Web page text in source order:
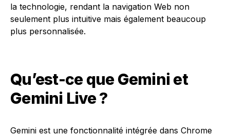
la technologie, rendant la navigation Web non
seulement plus intuitive mais également beaucoup
plus personnalisée.
Qu’est-ce que Gemini et
Gemini Live ?
Gemini est une fonctionnalité intégrée dans Chrome